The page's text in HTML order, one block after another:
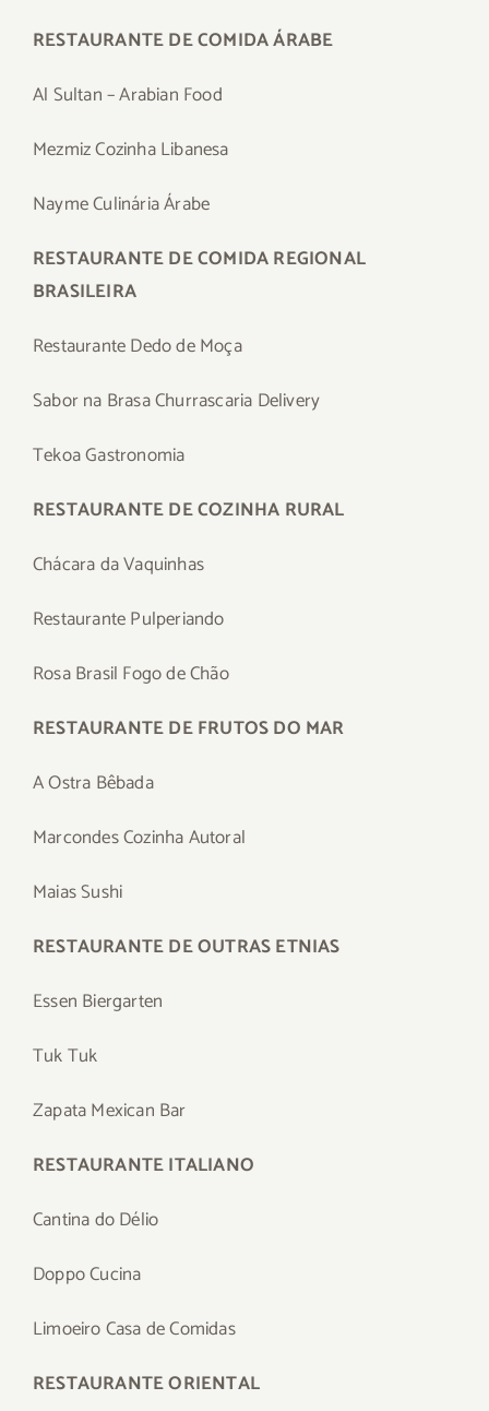
RESTAURANTE DE COMIDA ÁRABE
Al Sultan – Arabian Food
Mezmiz Cozinha Libanesa
Nayme Culinária Árabe
RESTAURANTE DE COMIDA REGIONAL
BRASILEIRA
Restaurante Dedo de Moça
Sabor na Brasa Churrascaria Delivery
Tekoa Gastronomia
RESTAURANTE DE COZINHA RURAL
Chácara da Vaquinhas
Restaurante Pulperiando
Rosa Brasil Fogo de Chão
RESTAURANTE DE FRUTOS DO MAR
A Ostra Bêbada
Marcondes Cozinha Autoral
Maias Sushi
RESTAURANTE DE OUTRAS ETNIAS
Essen Biergarten
Tuk Tuk
Zapata Mexican Bar
RESTAURANTE ITALIANO
Cantina do Délio
Doppo Cucina
Limoeiro Casa de Comidas
RESTAURANTE ORIENTAL